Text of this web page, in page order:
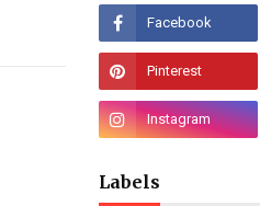
Labels